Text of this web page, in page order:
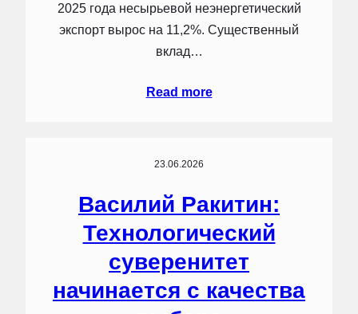
2025 года несырьевой неэнергетический
экспорт вырос на 11,2%. Существенный
вклад…
Read more
23.06.2026
Василий Ракитин:
Технологический
суверенитет
начинается с качества